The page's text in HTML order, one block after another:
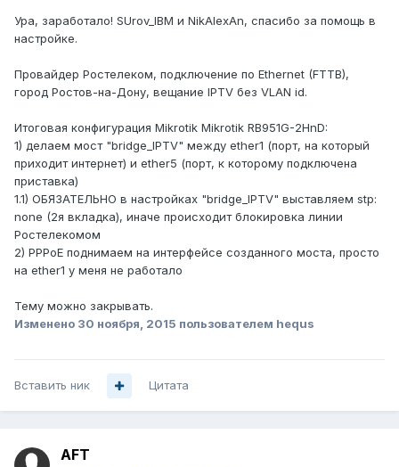
Ура, заработало! SUrov_IBM и NikAlexAn, спасибо за помощь в
настройке.
Провайдер Ростелеком, подключение по Ethernet (FTTB),
город Ростов-на-Дону, вещание IPTV без VLAN id.
Итоговая конфигурация Mikrotik Mikrotik RB951G-2HnD:
1) делаем мост "bridge_IPTV" между ether1 (порт, на который
приходит интернет) и ether5 (порт, к которому подключена
приставка)
1.1) ОБЯЗАТЕЛЬНО в настройках "bridge_IPTV" выставляем stp:
none (2я вкладка), иначе происходит блокировка линии
Ростелекомом
2) PPPoE поднимаем на интерфейсе созданного моста, просто
на ether1 у меня не работало
Тему можно закрывать.
Изменено 30 ноября, 2015 пользователем hequs
Вставить ник Цитата
AFT